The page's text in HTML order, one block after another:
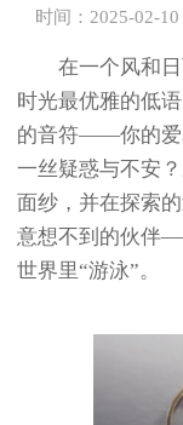
时间：2025-02-10
在一个风和日
时光最优雅的低
的音符——你的爱
一丝疑惑与不安
面纱，并在探索
意想不到的伙伴
世界里“游泳”。